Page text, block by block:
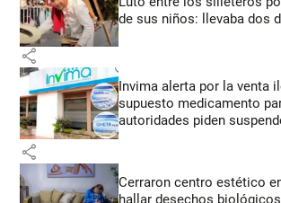
de sus niños: llevaba dos
share
Invima alerta por la venta
supuesto medicamento
autoridades piden
share
Cerraron centro estético
hallar desechos